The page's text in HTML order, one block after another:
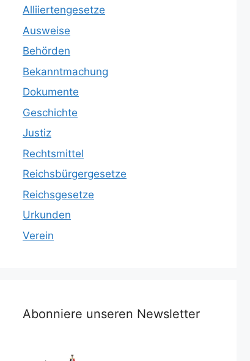
Alliiertengesetze
Ausweise
Behörden
Bekanntmachung
Dokumente
Geschichte
Justiz
Rechtsmittel
Reichsbürgergesetze
Reichsgesetze
Urkunden
Verein
Abonniere unseren Newsletter